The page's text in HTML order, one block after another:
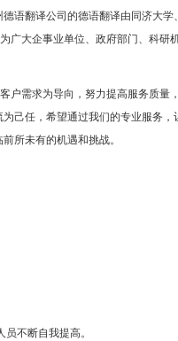
语翻译公司的德语翻译由同济大
广大企事业单位、政府部门、科研
需求为导向，努力提高服务质量
己任，希望通过我们的专业服务，
所未有的机遇和挑战。
不断自我提高。